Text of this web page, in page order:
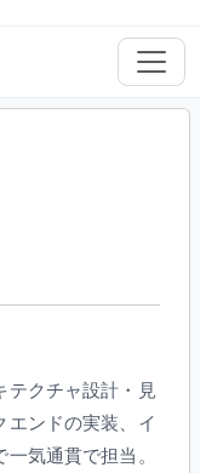
テクチャ設計・見
エンドの実装、イ
気通貫で担当。